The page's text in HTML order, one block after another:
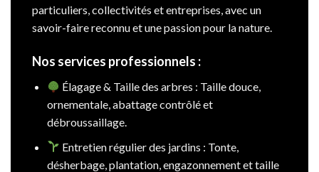
particuliers, collectivités et entreprises, avec un
savoir-faire reconnu et une passion pour la nature.
Nos services professionnels :
Élagage & Taille des arbres : Taille douce,
ornementale, abattage contrôlé et
débroussaillage.
Entretien régulier des jardins : Tonte,
désherbage, plantation, engazonnement et taille